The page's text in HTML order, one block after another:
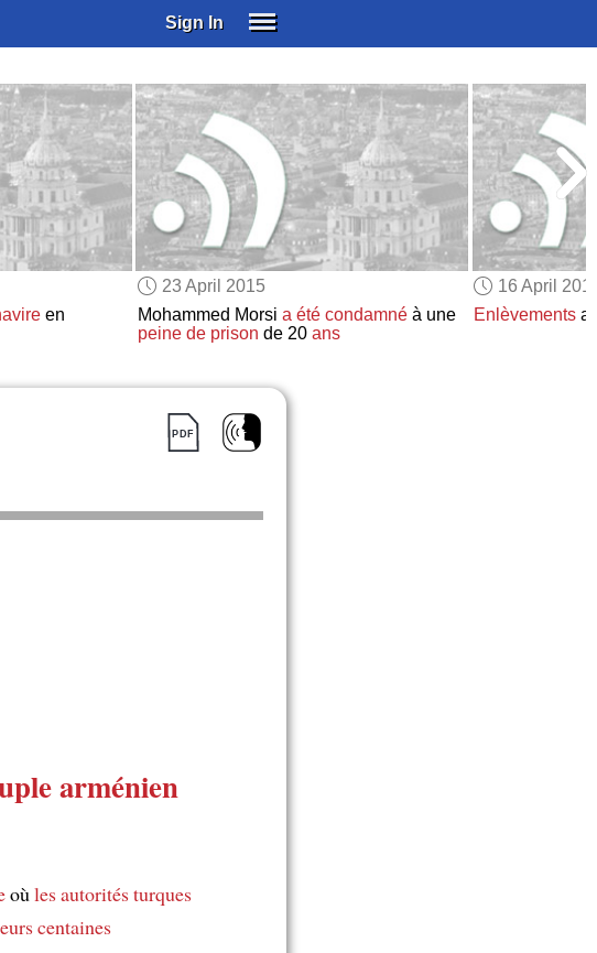
Sign In
SUBSCRIBE
EDUCATIONAL LICENSES
GIFT CARDS
OTHER LANGUAGES
ABOUT US
ALEXA
ADJUST COLORS
en
23 April 2015
Mohammed Morsi a été condamnéà une
peine de prison de 20 ans
16 April
Enlèvements
arménien
oùles autorités turques
centaines